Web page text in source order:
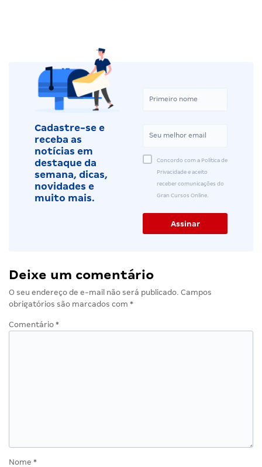
Cadastre-se e
receba as
notícias em
destaque da
semana, dicas,
novidades e
muito mais.
Concordo com a Política de
Privacidade e aceito
receber comunicações do
Gran Cursos Online.
Deixe um comentário
O seu endereço de e-mail não será publicado. Campos
obrigatórios são marcados com *
Comentário *
Nome *